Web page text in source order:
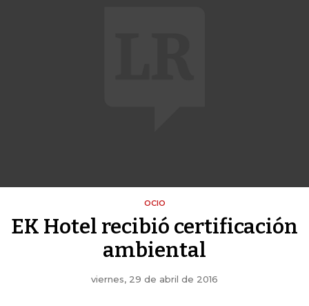
OCIO
EK Hotel recibió certificación
ambiental
viernes, 29 de abril de 2016